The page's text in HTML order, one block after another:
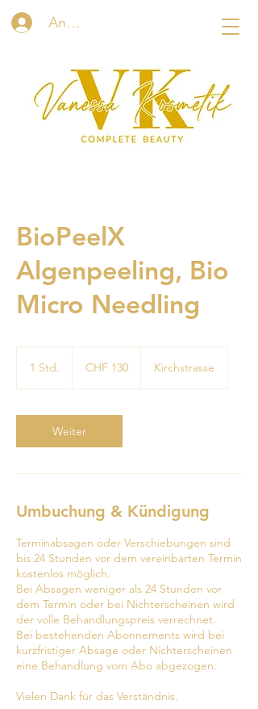
Anmelden
BioPeelX
Algenpeeling, Bio
Micro Needling
1 Std.
d
Franken
CHF 130 Kirchstrasse
Weiter
Umbuchung & Kündigung
Terminabsagen oder Verschiebungen sind
bis 24 Stunden vor dem vereinbarten Termin
kostenlos möglich.
Bei Absagen weniger als 24 Stunden vor
dem Termin oder bei Nichterscheinen wird
der volle Behandlungspreis verrechnet.
Bei bestehenden Abonnements wird bei
kurzfristiger Absage oder Nichterscheinen
eine Behandlung vom Abo abgezogen.
Vielen Dank für das Verständnis.